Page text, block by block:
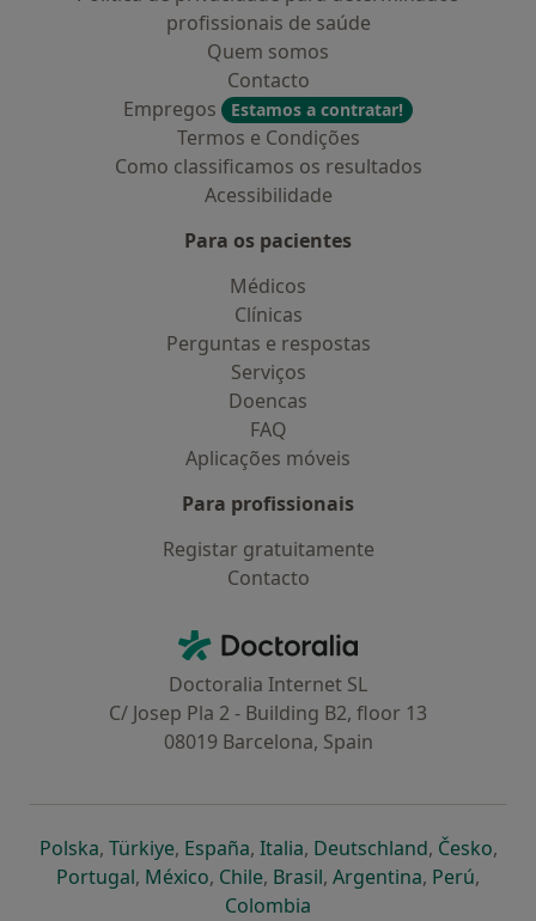
profissionais de saúde
Quem somos
Contacto
Empregos
Estamos a contratar!
Termos e Condições
Como classificamos os resultados
Acessibilidade
Para os pacientes
Médicos
Clínicas
Perguntas e respostas
Serviços
Doencas
FAQ
Aplicações móveis
Para profissionais
Registar gratuitamente
Contacto
Doctoralia - Homepage
Doctoralia Internet SL
C/ Josep Pla 2 - Building B2, floor 13
08019 Barcelona, Spain
Polskaabre num novo separador
, Türkiyeabre num novo separador
, Españaabre num novo separador
, Italiaabre num novo
, Deutschlandabre num
, Česko,
Portugalabre num novo separador
, Méxicoabre num novo separador
, Chileabre num novo separador
, Brasilabre num novo
, Argentinaabre num
, Perúabre
,
Colombia